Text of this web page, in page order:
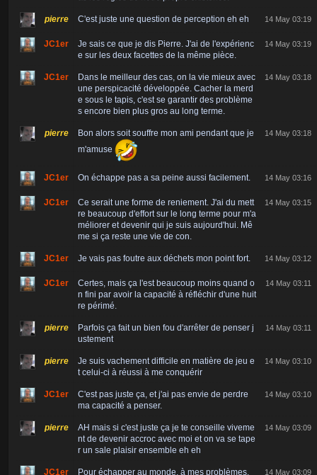
pierre C'est juste une question de perception eh eh 14 May 03:19
JC1er
Je sais ce que je dis Pierre. J'ai de l'expérienc
e sur les deux facettes de la même pièce.
14 May 03:19
JC1er
Dans le meilleur des cas, on la vie mieux avec
une perspicacité développée. Cacher la merd
e sous le tapis, c'est se garantir des problème
s encore bien plus gros au long terme.
14 May 03:18
pierre
Bon alors soit souffre mon ami pendant que je
m'amuse
14 May 03:18
JC1er On échappe pas a sa peine aussi facilement. 14 May 03:16
JC1er
Ce serait une forme de reniement. J'ai du mett
re beaucoup d'effort sur le long terme pour m'a
méliorer et devenir qui je suis aujourd'hui. Mê
me si ça reste une vie de con.
14 May 03:15
JC1er Je vais pas foutre aux déchets mon point fort. 14 May 03:12
JC1er
Certes, mais ça l'est beaucoup moins quand o
n fini par avoir la capacité à réfléchir d'une huit
re périmé.
14 May 03:11
pierre
Parfois ça fait un bien fou d'arrêter de penser j
ustement
14 May 03:11
pierre
Je suis vachement difficile en matière de jeu e
t celui-ci à réussi à me conquérir
14 May 03:10
JC1er
C'est pas juste ça, et j'ai pas envie de perdre
ma capacité a penser.
14 May 03:10
pierre
AH mais si c'est juste ça je te conseille viveme
nt de devenir accroc avec moi et on va se tape
r un sale plaisir ensemble eh eh
14 May 03:09
JC1er Pour échapper au monde, à mes problèmes. 14 May 03:09